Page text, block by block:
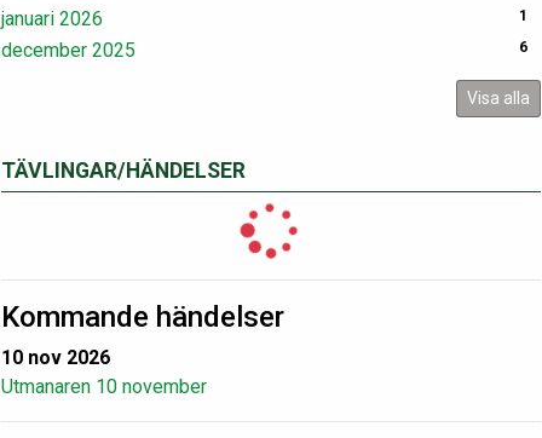
januari 2026 1
december 2025 6
Visa alla
TÄVLINGAR/HÄNDELSER
Kommande händelser
10 nov 2026
Utmanaren 10 november